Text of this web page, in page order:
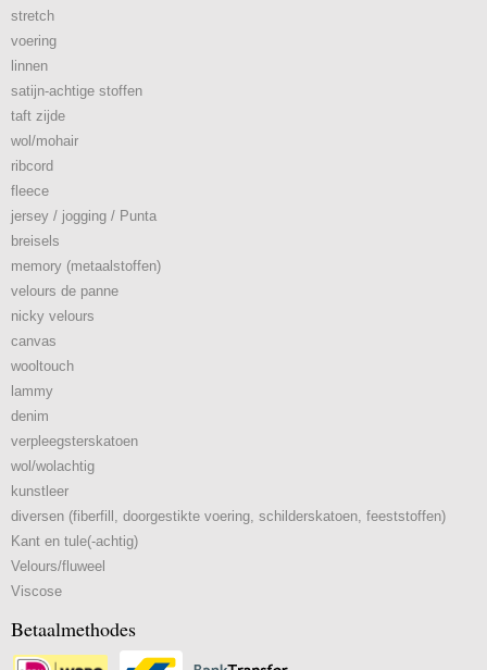
stretch
voering
linnen
satijn-achtige stoffen
taft zijde
wol/mohair
ribcord
fleece
jersey / jogging / Punta
breisels
memory (metaalstoffen)
velours de panne
nicky velours
canvas
wooltouch
lammy
denim
verpleegsterskatoen
wol/wolachtig
kunstleer
diversen (fiberfill, doorgestikte voering, schilderskatoen, feeststoffen)
Kant en tule(-achtig)
Velours/fluweel
Viscose
Betaalmethodes